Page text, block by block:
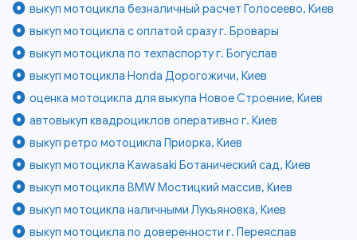
выкуп мотоцикла безналичный расчет Голосеево, Киев
выкуп мотоцикла с оплатой сразу г. Бровары
выкуп мотоцикла по техпаспорту г. Богуслав
выкуп мотоцикла Honda Дорогожичи, Киев
оценка мотоцикла для выкупа Новое Строение, Киев
автовыкуп квадроциклов оперативно г. Киев
выкуп ретро мотоцикла Приорка, Киев
выкуп мотоцикла Kawasaki Ботанический сад, Киев
выкуп мотоцикла BMW Мостицкий массив, Киев
выкуп мотоцикла наличными Лукьяновка, Киев
выкуп мотоцикла по доверенности г. Переяслав